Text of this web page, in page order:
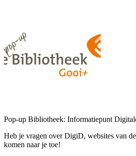
Pop-up Bibliotheek: Informatiepunt
Heb je vragen over DigiD, websites van
komen naar je toe!